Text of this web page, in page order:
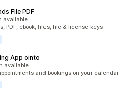
File PDF
available
PDF, ebook, files, file & license keys
App ointo
available
and bookings on your calendar